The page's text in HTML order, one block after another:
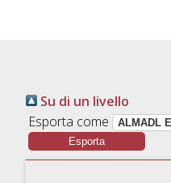
Su di un livello
Esporta come